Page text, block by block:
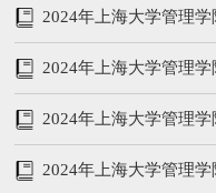
线、学费学制、复试内
2024年上海大学管理
析
2024年上海大学管理学
212/104/52
2024年上海大学管理
2024年上海大学管理